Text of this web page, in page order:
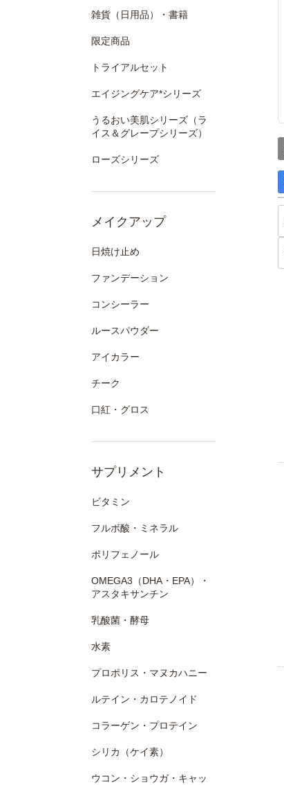
雑貨（日用品）・書籍
限定商品
トライアルセット
エイジングケア*シリーズ
うるおい美肌シリーズ（ラ
イス＆グレープシリーズ）
ローズシリーズ
メイクアップ
日焼け止め
ファンデーション
コンシーラー
ルースパウダー
アイカラー
チーク
口紅・グロス
サプリメント
ビタミン
フルボ酸・ミネラル
ポリフェノール
OMEGA3（DHA・EPA）・
アスタキサンチン
乳酸菌・酵母
水素
プロポリス・マヌカハニー
ルテイン・カロテノイド
コラーゲン・プロテイン
シリカ（ケイ素）
ウコン・ショウガ・キャッ